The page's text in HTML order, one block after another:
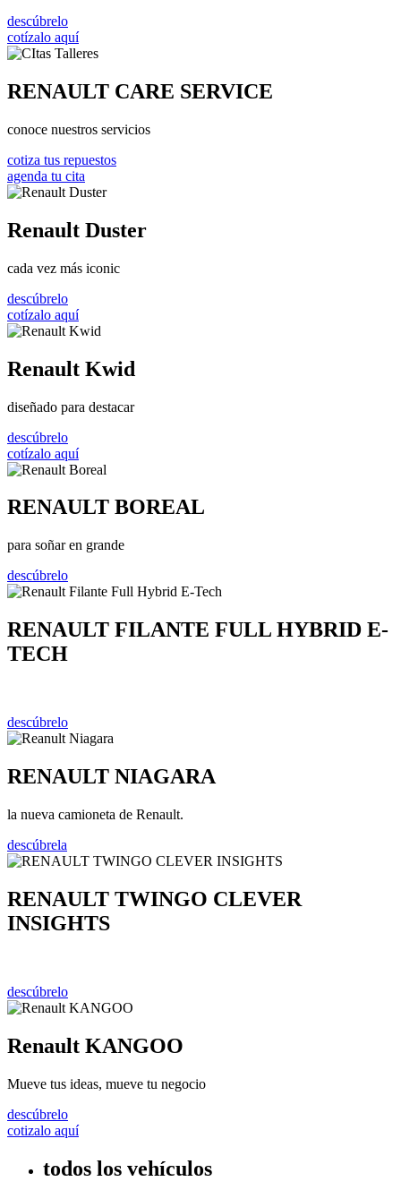
descúbrelo
cotízalo aquí
RENAULT CARE SERVICE
conoce nuestros servicios
cotiza tus repuestos
agenda tu cita
Renault Duster
cada vez más iconic
descúbrelo
cotízalo aquí
Renault Kwid
diseñado para destacar
descúbrelo
cotízalo aquí
RENAULT BOREAL
para soñar en grande
descúbrelo
RENAULT FILANTE FULL HYBRID E-
TECH
descúbrelo
RENAULT NIAGARA
la nueva camioneta de Renault.
descúbrela
RENAULT TWINGO CLEVER
INSIGHTS
descúbrelo
Renault KANGOO
Mueve tus ideas, mueve tu negocio
descúbrelo
cotizalo aquí
todos los vehículos